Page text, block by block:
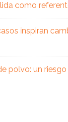
como
inspiran
polvo: un